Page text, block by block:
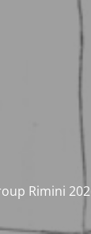
Rimini